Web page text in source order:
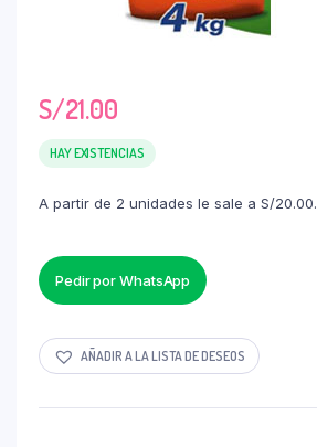
S/21.00
HAY EXISTENCIAS
A partir de 2 unidades le sale a S/20.00.
Pedir por WhatsApp
AÑADIR A LA LISTA DE DESEOS